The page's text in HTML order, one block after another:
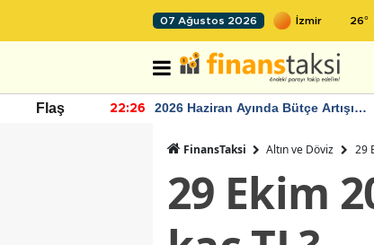
07 Ağustos 2026 26°
Flaş 22:26
2026 Haziran Ayında Bütçe Artışı
FinansTaksi Altın ve Döviz 29
29 Ekim